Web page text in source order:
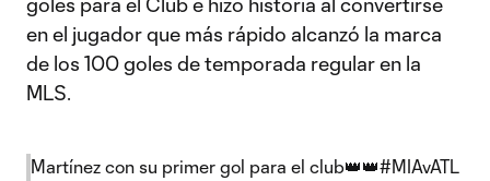
en el jugador que más rápido alcanzó la marca
de los 100 goles de temporada regular en la
MLS.
Martínez con su primer gol para el club👑👑#MIAvATL